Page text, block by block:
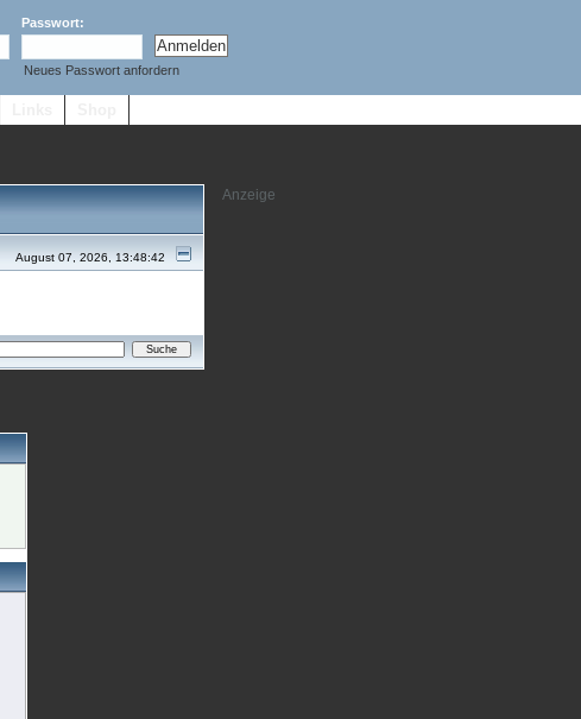
Passwort:
Neues Passwort anfordern
August 07, 2026, 13:48:42